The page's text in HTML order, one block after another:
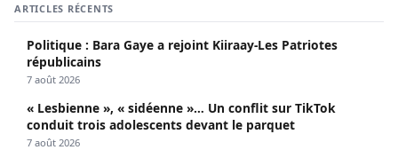
ARTICLES RÉCENTS
Politique : Bara Gaye a rejoint Kiiraay-Les Patriotes
républicains
7 août 2026
« Lesbienne », « sidéenne »… Un conflit sur TikTok
conduit trois adolescents devant le parquet
7 août 2026